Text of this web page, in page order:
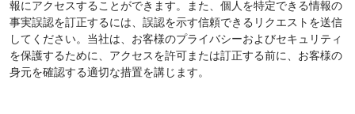
報にアクセスすることができます。また、個人を特定できる情報の
事実誤認を訂正するには、誤認を示す信頼できるリクエストを送信
してください。当社は、お客様のプライバシーおよびセキュリティ
を保護するために、アクセスを許可または訂正する前に、お客様の
身元を確認する適切な措置を講じます。